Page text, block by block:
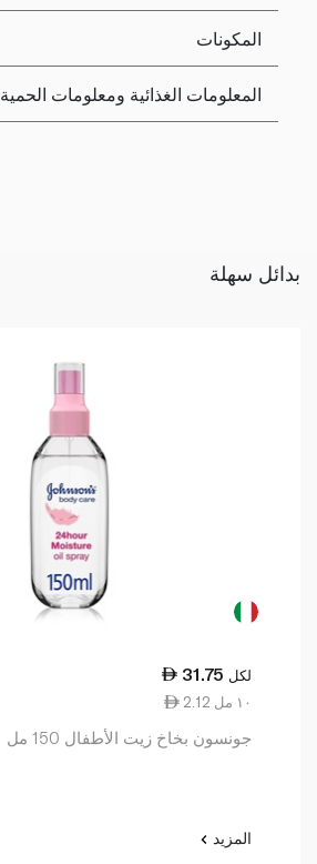
المكونات
المعلومات الغذائية ومعلومات الحمية
بدائل سهلة
31.75 لكل
2.12 ١٠ مل
جونسون بخاخ زيت الأطفال 150 مل
المزيد